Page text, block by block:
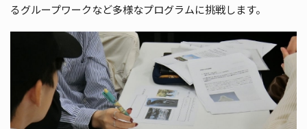
るグループワークなど多様なプログラムに挑戦します。